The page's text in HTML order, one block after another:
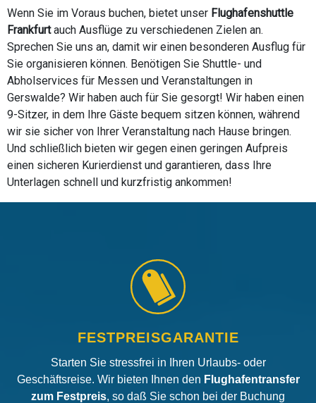
Wenn Sie im Voraus buchen, bietet unser Flughafenshuttle
Frankfurtauch Ausflüge zu verschiedenen Zielen an.
Sprechen Sie uns an, damit wir einen besonderen Ausflug für
Sie organisieren können. Benötigen Sie Shuttle- und
Abholservices für Messen und Veranstaltungen in
Gerswalde? Wir haben auch für Sie gesorgt! Wir haben einen
9-Sitzer, in dem Ihre Gäste bequem sitzen können, während
wir sie sicher von Ihrer Veranstaltung nach Hause bringen.
Und schließlich bieten wir gegen einen geringen Aufpreis
einen sicheren Kurierdienst und garantieren, dass Ihre
Unterlagen schnell und kurzfristig ankommen!
FESTPREISGARANTIE
Starten Sie stressfrei in Ihren Urlaubs- oder
Geschäftsreise. Wir bieten Ihnen den Flughafentransfer
zum Festpreis, so daß Sie schon bei der Buchung